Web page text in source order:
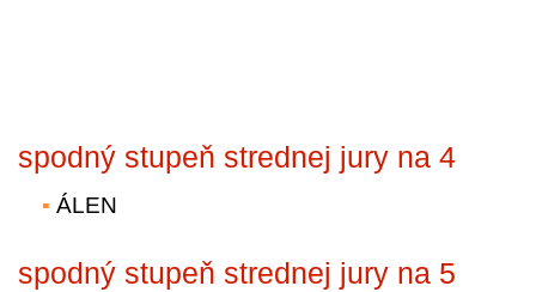
spodný stupeň strednej jury na 4
ÁLEN
spodný stupeň strednej jury na 5